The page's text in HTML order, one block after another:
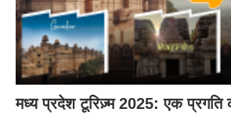
मध्य प्रदेश टूरिज़्म 2025: एक